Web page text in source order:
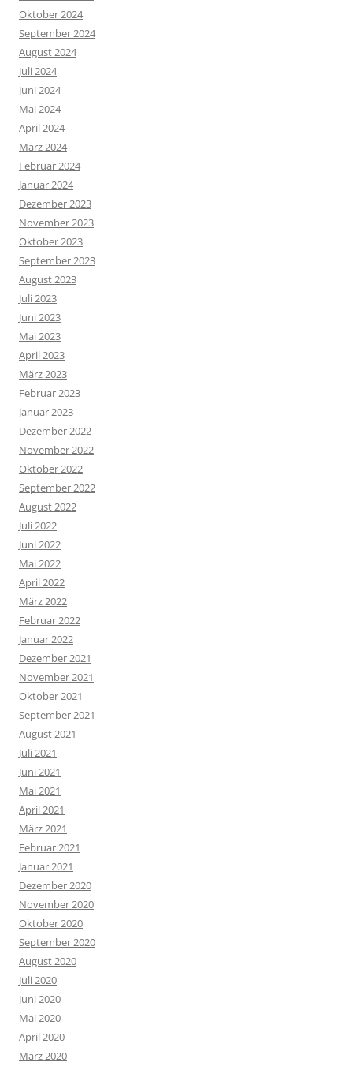
Oktober 2024
September 2024
August 2024
Juli 2024
Juni 2024
Mai 2024
April 2024
März 2024
Februar 2024
Januar 2024
Dezember 2023
November 2023
Oktober 2023
September 2023
August 2023
Juli 2023
Juni 2023
Mai 2023
April 2023
März 2023
Februar 2023
Januar 2023
Dezember 2022
November 2022
Oktober 2022
September 2022
August 2022
Juli 2022
Juni 2022
Mai 2022
April 2022
März 2022
Februar 2022
Januar 2022
Dezember 2021
November 2021
Oktober 2021
September 2021
August 2021
Juli 2021
Juni 2021
Mai 2021
April 2021
März 2021
Februar 2021
Januar 2021
Dezember 2020
November 2020
Oktober 2020
September 2020
August 2020
Juli 2020
Juni 2020
Mai 2020
April 2020
März 2020